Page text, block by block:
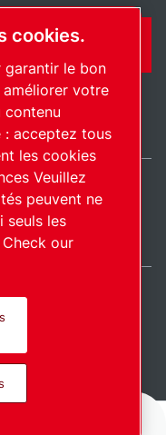
Copyright.
FR
cookies.
garantir le bon
votre
contenu
: acceptez tous
les cookies
Veuillez
peuvent ne
seuls les
Check our